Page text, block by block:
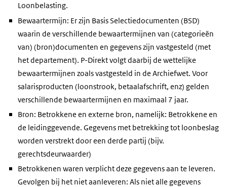
Loonbelasting.
Bewaartermijn: Er zijn Basis Selectiedocumenten (BSD)
waarin de verschillende bewaartermijnen van (categorieën
van) (bron)documenten en gegevens zijn vastgesteld (met
het departement). P-Direkt volgt daarbij de wettelijke
bewaartermijnen zoals vastgesteld in de Archiefwet. Voor
salarisproducten (loonstrook, betaalafschrift, enz) gelden
verschillende bewaartermijnen en maximaal 7 jaar.
Bron: Betrokkene en externe bron, namelijk: Betrokkene en
de leidinggevende. Gegevens met betrekking tot loonbeslag
worden verstrekt door een derde partij (bijv.
gerechtsdeurwaarder)
Betrokkenen waren verplicht deze gegevens aan te leveren.
Gevolgen bij het niet aanleveren: Als niet alle gegevens